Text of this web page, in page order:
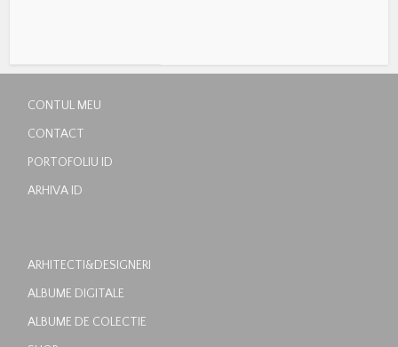
CONTUL MEU
CONTACT
PORTOFOLIU ID
ARHIVA ID
ARHITECTI&DESIGNERI
ALBUME DIGITALE
ALBUME DE COLECTIE